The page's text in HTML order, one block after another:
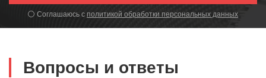
Соглашаюсь с политикой обработки персональных данных
Вопросы и ответы